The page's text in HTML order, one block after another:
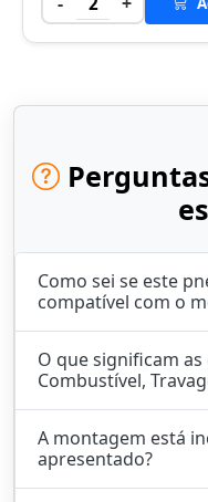
Como sei se este
compatível com o
O que significam
Combustível,
A montagem está
apresentado?